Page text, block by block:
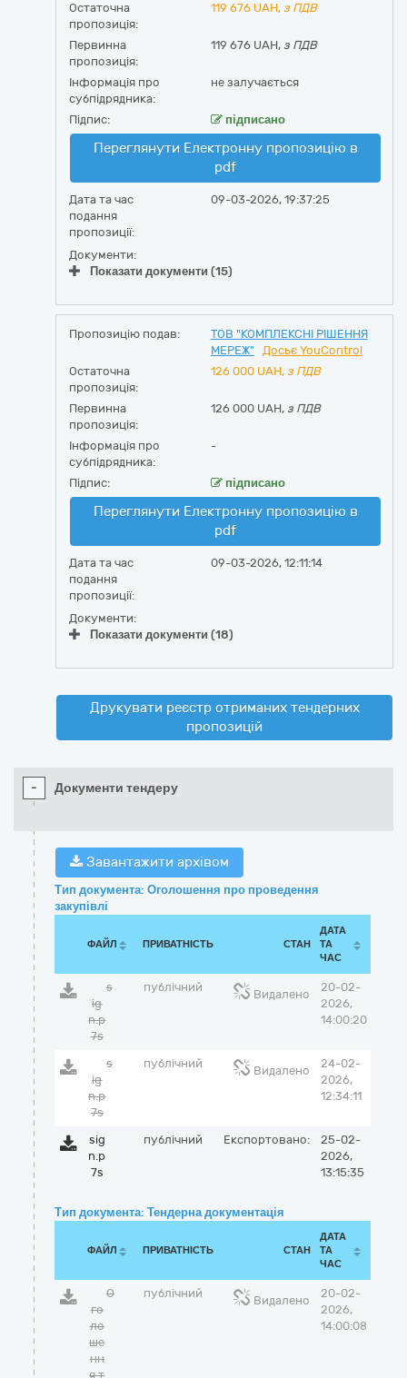
Остаточна
пропозиція:
119 676 UAH, з ПДВ
Первинна
пропозиція:
119 676 UAH, з ПДВ
Інформація про
субпідрядника:
не залучається
Підпис: підписано
Переглянути Електронну пропозицію в
pdf
Дата та час
подання
пропозиції:
09-03-2026, 19:37:25
Документи:
Показати документи (15)
Пропозицію подав:
ТОВ "КОМПЛЕКСНІ РІШЕННЯ
МЕРЕЖ"
Досьє YouControl
Остаточна
пропозиція:
126 000 UAH, з ПДВ
Первинна
пропозиція:
126 000 UAH, з ПДВ
Інформація про
субпідрядника:
-
Підпис: підписано
Переглянути Електронну пропозицію в
pdf
Дата та час
подання
пропозиції:
09-03-2026, 12:11:14
Документи:
Показати документи (18)
Друкувати реєстр отриманих тендерних
пропозицій
- Документи тендеру
Завантажити архівом
Тип документа: Оголошення про проведення
закупівлі
ФАЙЛ ПРИВАТНІСТЬ СТАН
ДАТА
ТА
ЧАС
s
ig
n.p
7s
публічний
Видалено
20-02-
2026,
14:00:20
s
ig
n.p
7s
публічний
Видалено
24-02-
2026,
12:34:11
sig
n.p
7s
публічний Експортовано:
25-02-
2026,
13:15:35
Тип документа: Тендерна документація
ФАЙЛ ПРИВАТНІСТЬ СТАН
ДАТА
ТА
ЧАС
О
го
ло
ше
нн
я т
публічний
Видалено
20-02-
2026,
14:00:08